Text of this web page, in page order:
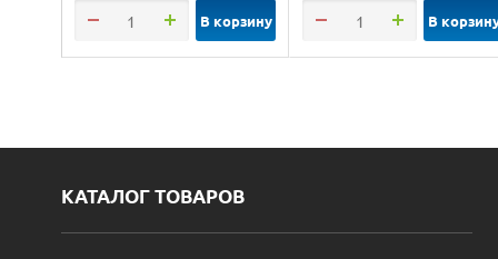
В корзину В
КАТАЛОГ ТОВАРОВ